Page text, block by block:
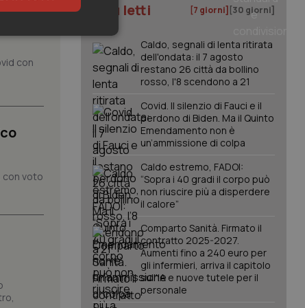
con
con voto
I più letti [7 giorni] [30 giorni]
Caldo, segnali di lenta ritirata
dell'ondata: il 7 agosto
restano 26 città da bollino
rosso, l'8 scendono a 21
Covid. Il silenzio di Fauci e il
perdono di Biden. Ma il Quinto
Emendamento non è
un’ammissione di colpa
Caldo estremo, FADOI:
“Sopra i 40 gradi il corpo può
non riuscire più a disperdere
il calore”
Comparto Sanità. Firmato il
contratto 2025-2027.
Aumenti fino a 240 euro per
gli infermieri, arriva il capitolo
sull'IA e nuove tutele per il
personale
sulle pagine
e
che le loro
future.
di consenso
che il banner